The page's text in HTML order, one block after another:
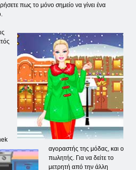
πως το μόνο σημείο να γίνει ένα
αγοραστής της μόδας, και ο
πωλητής. Για να δείτε το
μετρητή από την άλλη